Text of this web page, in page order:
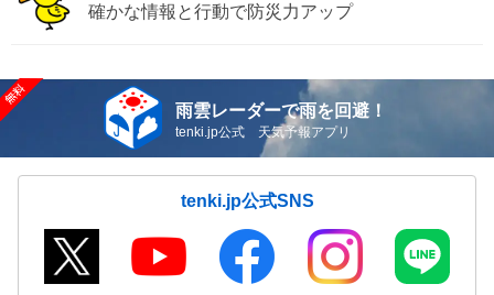
確かな情報と行動で防災力アップ
雨雲レーダーで雨を回避！
tenki.jp公式 天気予報アプリ
tenki.jp公式SNS